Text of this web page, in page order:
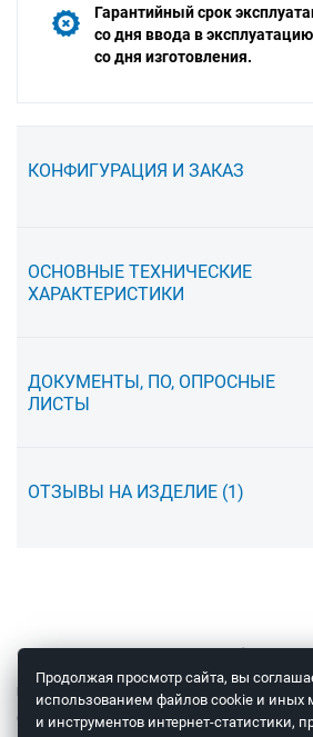
Гарантийный срок
со дня ввода в
со дня изготовления.
КОНФИГУРАЦИЯ И ЗАКАЗ
ОСНОВНЫЕ ТЕХНИЧЕСКИЕ
ХАРАКТЕРИСТИКИ
ДОКУМЕНТЫ, ПО, ОПРОСНЫЕ
ЛИСТЫ
ОТЗЫВЫ НА ИЗДЕЛИЕ (1)
© 2008 – 2026 ООО «Теплоприбор-
КОНСУЛЬТАЦИЯ СПЕЦИАЛИСТА
ОТПРАВКА ОБОРУДОВАНИЯ В
Продолжая просмотр сайта, вы
использованием файлов cookie и иных
и инструментов интернет-статистики,